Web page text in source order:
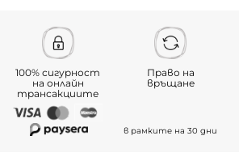
100% сигурност
на онлайн
трансакциите
Право на
връщане
в рамките на 30 дни